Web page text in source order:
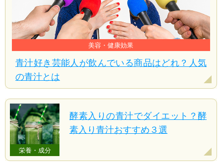
美容・健康効果
青汁好き芸能人が飲んでいる商品はどれ？人気
の青汁とは
栄養・成分
酵素入りの青汁でダイエット？酵
素入り青汁おすすめ３選